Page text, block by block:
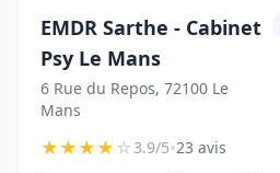
EMDR Sarthe - Cabinet
Psy Le Mans
6 Rue du Repos, 72100 Le
Mans
★★★★☆3.9/5•23 avis